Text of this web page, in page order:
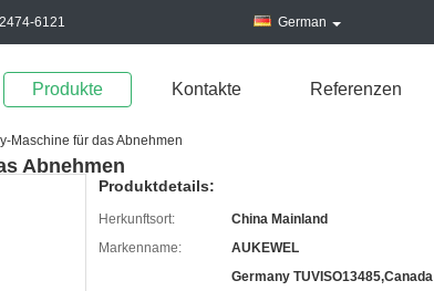
6121 German
Produkte Kontakte Referenzen
Maschine für das Abnehmen
Abnehmen
Produktdetails:
Herkunftsort:
China Mainland
Markenname:
AUKEWEL
Germany TUVISO13485,Canada